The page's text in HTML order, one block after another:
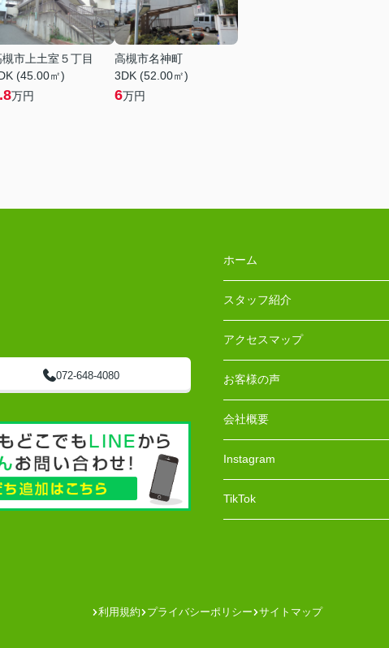
槻市上土室５丁目
(45.00㎡)
万円
高槻市名神町
3DK (52.00㎡)
6万円
072-648-4080
ホーム
スタッフ紹介
アクセスマップ
お客様の声
会社概要
Instagram
TikTok
利用規約 プライバシーポリシー サイトマップ